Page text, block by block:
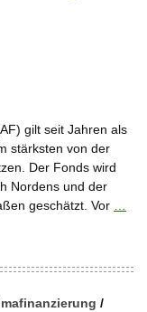
gilt seit Jahren als
stärksten von der
Der Fonds wird
Nordens und der
geschätzt. Vor
/